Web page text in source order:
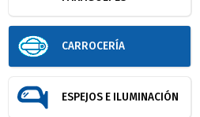
CARROCERÍA
ESPEJOS E ILUMINACIÓN